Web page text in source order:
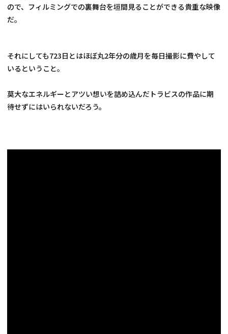
ので、フィルミングでの裏舞台を垣間見ることができる貴重な映像
だ。
それにしても723日とはほぼ丸2年分の歳月を毎日撮影に費やして
いるということ。
莫大なエネルギーとアツい想いを詰め込んだトラビスの作品に期
待せずにはいられないだろう。